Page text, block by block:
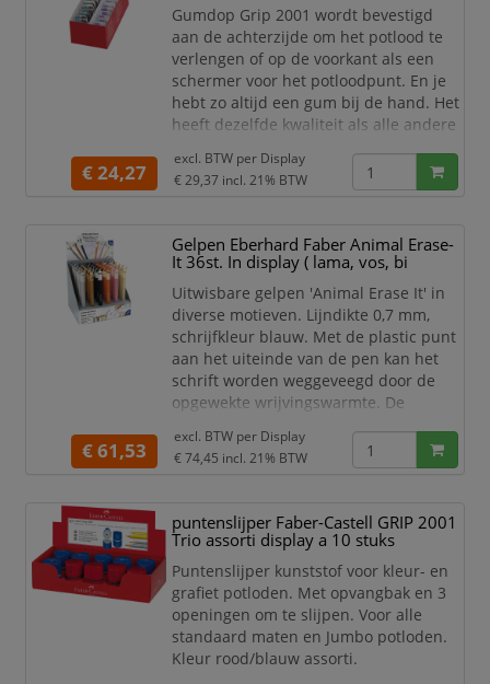
Gumdop Grip 2001 wordt bevestigd
aan de achterzijde om het potlood te
verlengen of op de voorkant als een
schermer voor het potloodpunt. En je
hebt zo altijd een gum bij de hand. Het
heeft dezelfde kwaliteit als alle andere
latex vrij. Verpakt per 2 stuks. Display
met 24 verpakkingen in de kleuren 12x
Faber-Castell gum display.
Kleur assorti.
Display met 24 stuks in
verschillende kleu
€ 24,27
excl. BTW per Display
€ 29,37 incl. 21% BTW
Gelpen Eberhard Faber Animal Erase-
It 36st. In display ( lama, vos, bi
Uitwisbare gelpen 'Animal Erase It' in
diverse motieven. Lijndikte 0,7 mm,
schrijfkleur blauw. Met de plastic punt
aan het uiteinde van de pen kan het
schrift worden weggeveegd door de
opgewekte wrijvingswarmte. De
slogan op de houder die past bij het
motief. Ideaal voor school, college of op
motieven. Gelpen is navulbaar. Pen
voldoet aan de CE speelgoedrichtlijn.
€ 61,53
excl. BTW per Display
€ 74,45 incl. 21% BTW
puntenslijper Faber-Castell GRIP 2001
Trio assorti display a 10 stuks
Puntenslijper kunststof voor kleur- en
grafiet potloden. Met opvangbak en 3
openingen om te slijpen. Voor alle
standaard maten en Jumbo potloden.
Kleur rood/blauw assorti.